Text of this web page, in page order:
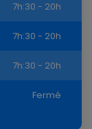
7h:30 - 20h
7h:30 - 20h
7h:30 - 20h
Fermé